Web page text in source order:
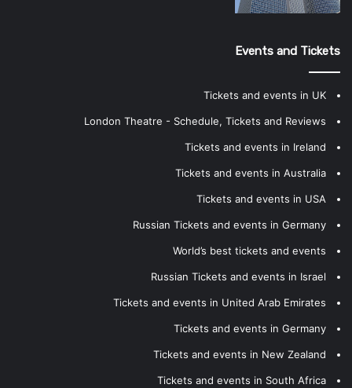
Events and Tickets
Tickets and events in UK
London Theatre - Schedule, Tickets and Reviews
Tickets and events in Ireland
Tickets and events in Australia
Tickets and events in USA
Russian Tickets and events in Germany
World’s best tickets and events
Russian Tickets and events in Israel
Tickets and events in United Arab Emirates
Tickets and events in Germany
Tickets and events in New Zealand
Tickets and events in South Africa